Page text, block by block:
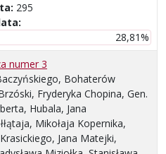
295
28,81%
numer 3
Bohaterów
Fryderyka Chopina, Gen.
Hubala, Jana
Mikołaja Kopernika,
Jana Matejki,